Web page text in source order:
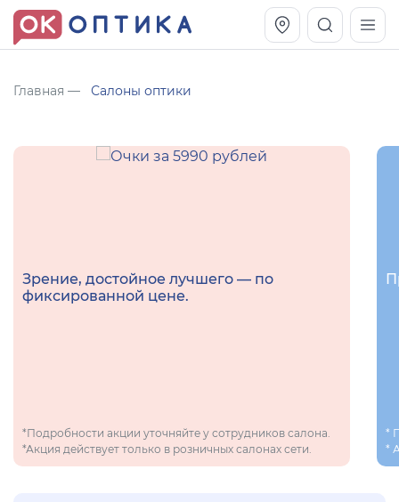
Главная Салоны оптики
Зрение, достойное лучшего — по
фиксированной цене.
*Подробности акции уточняйте у сотрудников салона.
*Акция действует только в розничных салонах сети.
*
*
Vogue OVO5230S